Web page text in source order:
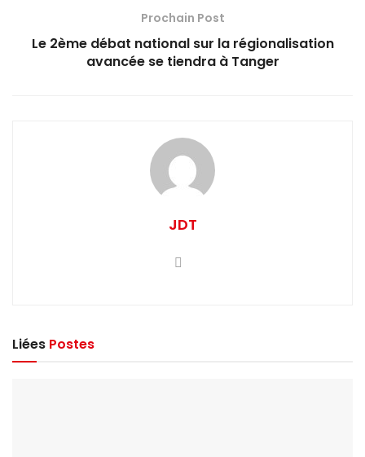
Prochain Post
Le 2ème débat national sur la régionalisation
avancée se tiendra à Tanger
JDT
Liées Postes